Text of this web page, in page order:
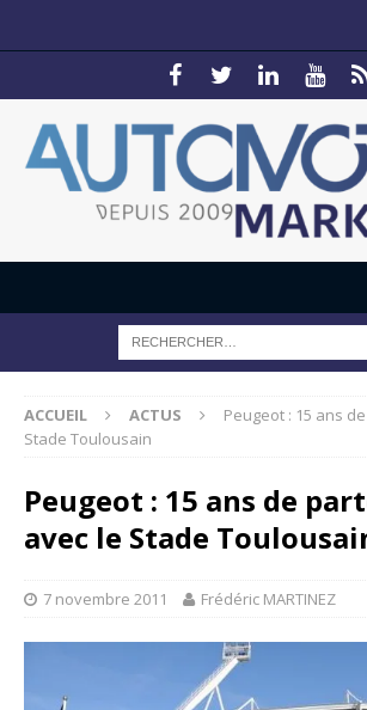
ACCUEIL ACTUS
Peugeot : 15 ans
Stade Toulousain
Peugeot : 15 ans de
avec le Stade
7 novembre 2011 Frédéric MARTINEZ